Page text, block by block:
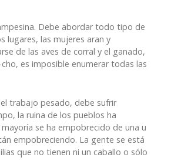
Debe abordar todo tipo de
lugares, las mujeres aran y
de las aves de corral y el ganado,
es imposible enumerar todas las
trabajo pesado, debe sufrir
la ruina de los pueblos ha
se ha empobrecido de una u
empobreciendo. La gente se está
que no tienen ni un caballo o sólo